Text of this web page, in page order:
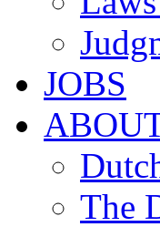
JOBS
The